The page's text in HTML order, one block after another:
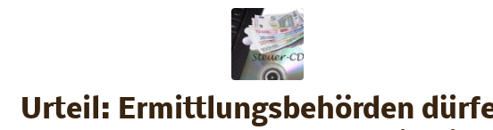
Urteil: Ermittlungsbehörden